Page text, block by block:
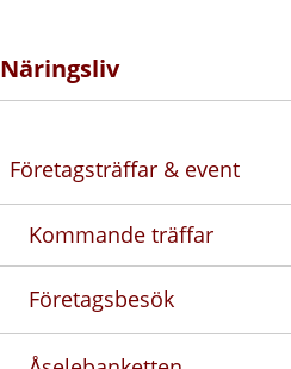
Näringsliv
Företagsträffar & event
Kommande träffar
Företagsbesök